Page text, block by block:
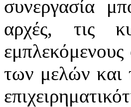
συνεργασία
αρχές, τις
των μελών και